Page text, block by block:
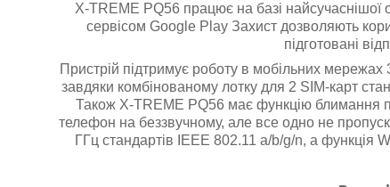
X-TREME PQ56 працює на базі найсучаснішої
сервісом Google Play Захист дозволяють
підготовані
Пристрій підтримує роботу в мобільних мережах
завдяки комбінованому лотку для 2 SIM-карт
Також X-TREME PQ56 має функцію блимання
телефон на беззвучному, але все одно не
ГГц стандартів IEEE 802.11 a/b/g/n, а функція